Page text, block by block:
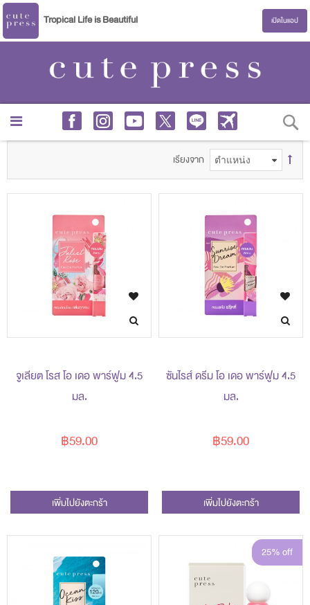
Tropical Life is Beautiful เปิดในแอป
เรียงจาก
จูเลียต โรส โอ เดอ พาร์ฟูม 4.5
มล.
฿59.00
เพิ่มไปยังตะกร้า
ซันไรส์ ดรีม โอ เดอ พาร์ฟูม 4.5
มล.
฿59.00
เพิ่มไปยังตะกร้า
25% off